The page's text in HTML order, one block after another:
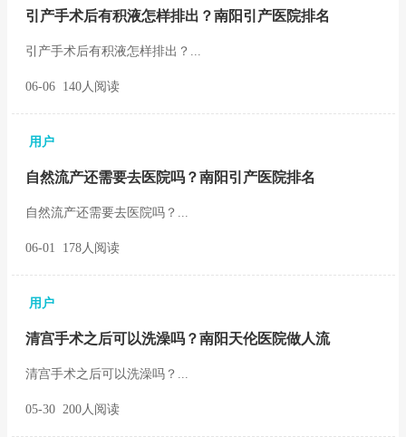
引产手术后有积液怎样排出？南阳引产医院排名
引产手术后有积液怎样排出？...
06-06 140人阅读
用户
自然流产还需要去医院吗？南阳引产医院排名
自然流产还需要去医院吗？...
06-01 178人阅读
用户
清宫手术之后可以洗澡吗？南阳天伦医院做人流
清宫手术之后可以洗澡吗？...
05-30 200人阅读